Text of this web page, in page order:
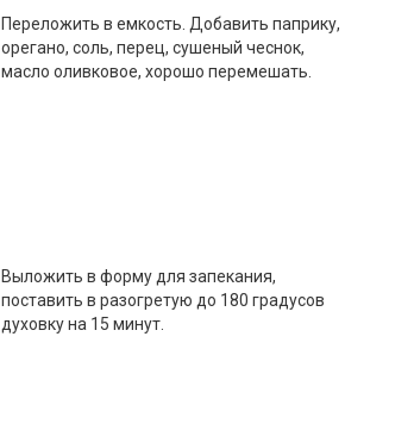
Переложить в емкость. Добавить паприку,
орегано, соль, перец, сушеный чеснок,
масло оливковое, хорошо перемешать.
Выложить в форму для запекания,
поставить в разогретую до 180 градусов
духовку на 15 минут.